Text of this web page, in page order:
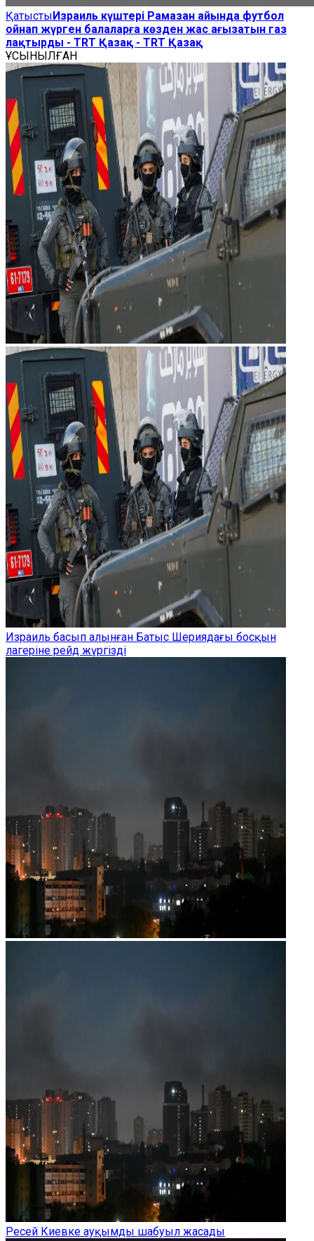
ҚатыстыИзраиль күштері Рамазан айында футбол
ойнап жүрген балаларға көзден жас ағызатын газ
лақтырды - TRT Қазақ - TRT Қазақ
ҰСЫНЫЛҒАН
Израиль басып алынған Батыс Шериядағы босқын
лагеріне рейд жүргізді
Ресей Киевке ауқымды шабуыл жасады